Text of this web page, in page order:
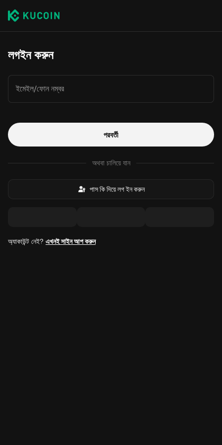
লগইন করুন
ইমেইল/ফোন নম্বর
পরবর্তী
অথবা চালিয়ে যান
পাস কি দিয়ে লগ ইন করুন
অ্যাকাউন্ট নেই? এখনই সাইন আপ করুন